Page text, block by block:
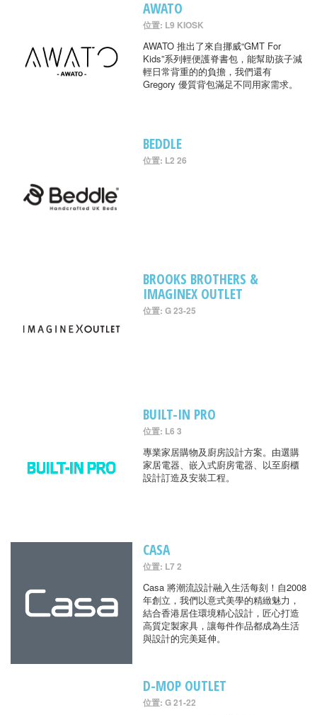
AWATO
位置: L9 KIOSK
AWATO 推出了來自挪威“GMT For
Kids”系列輕便護脊書包，能幫助孩子減
輕日常背重的的負擔，我們還有
Gregory 優質背包滿足不同用家需求。
BEDDLE
位置: L2 26
BROOKS BROTHERS &
IMAGINEX OUTLET
位置: G 23-25
BUILT-IN PRO
位置: L6 3
專業家居購物及廚房設計方案。由選購
家居電器、嵌入式廚房電器、以至廚櫃
設計訂造及安裝工程。
CASA
位置: L7 2
Casa 將潮流設計融入生活每刻！自2008
年創立，我們以意式美學的精緻魅力，
結合香港居住環境精心設計，匠心打造
高質定製家具，讓每件作品都成為生活
與設計的完美延伸。
D-MOP OUTLET
位置: G 21-22